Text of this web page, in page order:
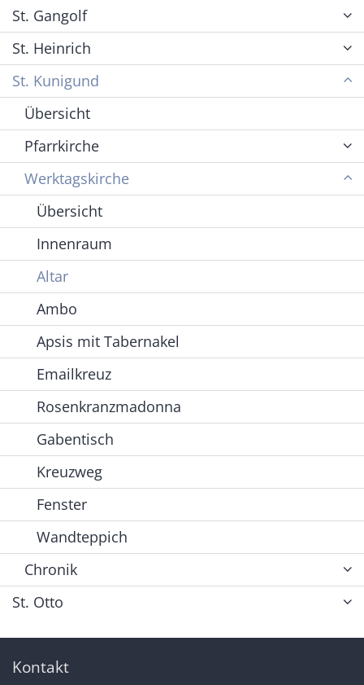
St. Gangolf
St. Heinrich
St. Kunigund
Übersicht
Pfarrkirche
Werktagskirche
Übersicht
Innenraum
Altar
Ambo
Apsis mit Tabernakel
Emailkreuz
Rosenkranzmadonna
Gabentisch
Kreuzweg
Fenster
Wandteppich
Chronik
St. Otto
Kontakt